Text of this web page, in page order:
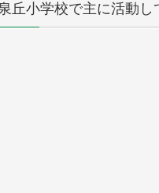
丘小学校で主に活動し